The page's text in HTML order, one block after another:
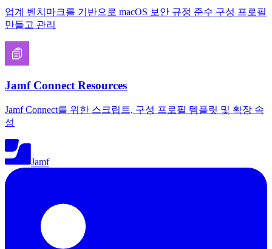
업계 벤치마크를 기반으로 macOS 보안 규정 준수 구성 프로필
만들고 관리
Jamf Connect Resources
Jamf Connect를 위한 스크립트, 구성 프로필 템플릿 및 확장 속
성
Jamf